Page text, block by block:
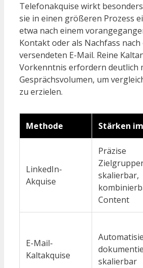
Telefonakquise wirkt
sie in einen größeren Prozess
etwa nach einem
Kontakt oder als Nachfass
versendeten E-Mail. Reine
Vorkenntnis erfordern deutlich
Gesprächsvolumen, um
zu erzielen.
Methode Stärken
LinkedIn-
Akquise
Präzise
skalierbar,
Content
E-Mail-
Kaltakquise
skalierbar